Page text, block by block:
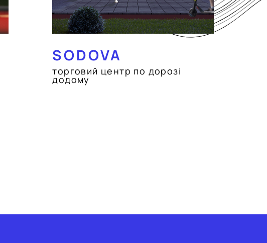
SODOVA
торговий центр по дорозі
додому